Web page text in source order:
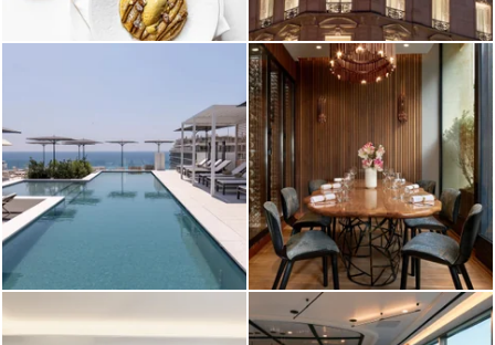
Le Victoria
Nice